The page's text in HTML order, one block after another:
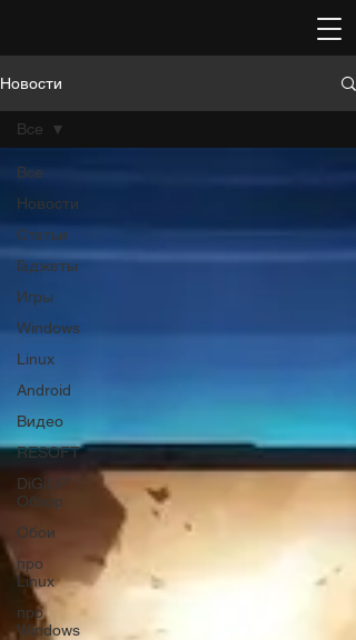
Новости
Все
Новости
Статьи
Гаджеты
Игры
Windows
Linux
Android
Видео
RESOFT
DiGiUP
Обзор
Обои
про
Linux
про
Windows
Все